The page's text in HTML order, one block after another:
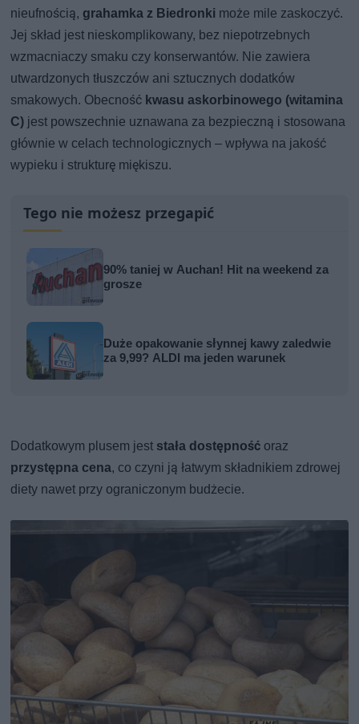
nieufnością, grahamka z Biedronki może mile zaskoczyć.
Jej skład jest nieskomplikowany, bez niepotrzebnych
wzmacniaczy smaku czy konserwantów. Nie zawiera
utwardzonych tłuszczów ani sztucznych dodatków
smakowych. Obecność kwasu askorbinowego (witamina
C) jest powszechnie uznawana za bezpieczną i stosowana
głównie w celach technologicznych – wpływa na jakość
wypieku i strukturę miękiszu.
Tego nie możesz przegapić
90% taniej w Auchan! Hit na weekend za
grosze
Duże opakowanie słynnej kawy zaledwie
za 9,99? ALDI ma jeden warunek
Dodatkowym plusem jest stała dostępność oraz
przystępna cena, co czyni ją łatwym składnikiem zdrowej
diety nawet przy ograniczonym budżecie.